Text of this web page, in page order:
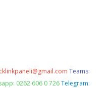
Teams:
0262 606 0 726 Telegram: